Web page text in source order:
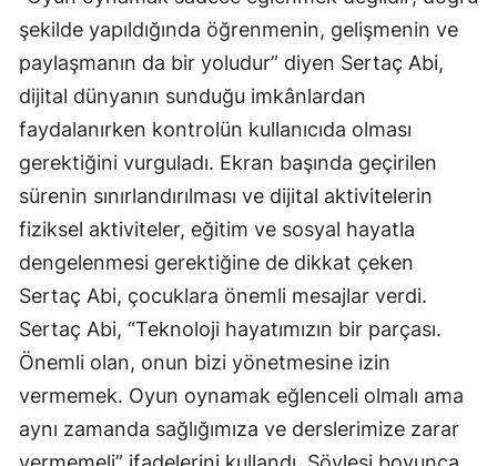
şekilde yapıldığında öğrenmenin, gelişmenin ve
paylaşmanın da bir yoludur” diyen Sertaç Abi,
dijital dünyanın sunduğu imkânlardan
faydalanırken kontrolün kullanıcıda olması
gerektiğini vurguladı. Ekran başında geçirilen
sürenin sınırlandırılması ve dijital aktivitelerin
fiziksel aktiviteler, eğitim ve sosyal hayatla
dengelenmesi gerektiğine de dikkat çeken
Sertaç Abi, çocuklara önemli mesajlar verdi.
Sertaç Abi, “Teknoloji hayatımızın bir parçası.
Önemli olan, onun bizi yönetmesine izin
vermemek. Oyun oynamak eğlenceli olmalı ama
aynı zamanda sağlığımıza ve derslerimize zarar